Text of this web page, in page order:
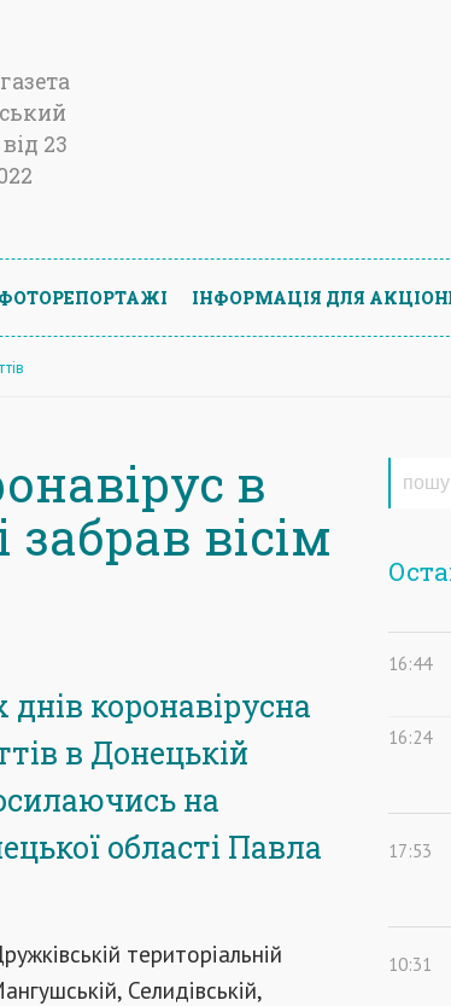
23
ФОТОРЕПОРТАЖІ ІНФОРМАЦIЯ ДЛЯ
в
вісім
коронавірусна
в Донецькій
на
області Павла
територіальній
Селидівській,
16:44
16:24
17:53
10:31